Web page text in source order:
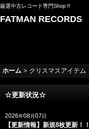
厳選中古レコード専門Shop !!
FATMAN RECORDS
ホーム > クリスマスアイテム
☆更新状況☆
2026年08月07日
【更新情報】新規8枚更新！！